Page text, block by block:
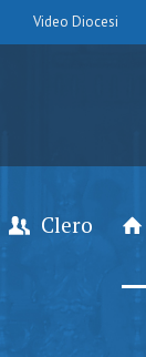
Video Diocesi
Clero